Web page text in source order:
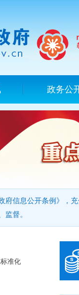
政务公
府信息公开条例》，
监督。
准化